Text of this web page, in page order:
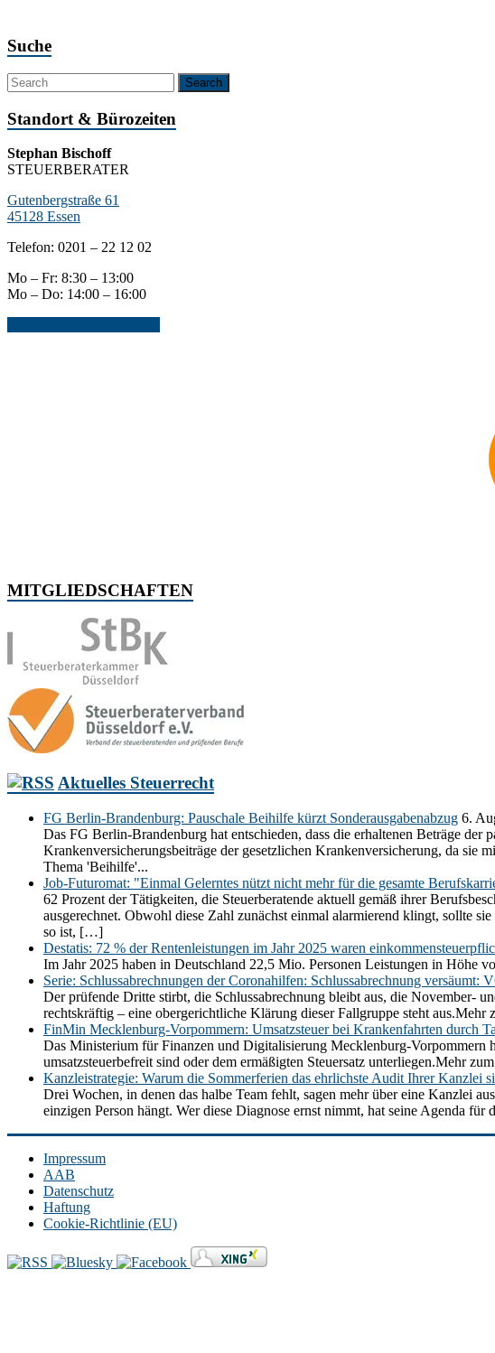
Suche
Standort & Bürozeiten
Stephan Bischoff
STEUERBERATER
Gutenbergstraße 61
45128 Essen
Telefon: 0201 – 22 12 02
Mo – Fr: 8:30 – 13:00
Mo – Do: 14:00 – 16:00
MITGLIEDSCHAFTEN
Aktuelles Steuerrecht
FG Berlin-Brandenburg: Pauschale Beihilfe kürzt Sonderausgabenabzug 6.
Das FG Berlin-Brandenburg hat entschieden, dass die erhaltenen Beträge
Krankenversicherungsbeiträge der gesetzlichen Krankenversicherung, da sie
Thema 'Beihilfe'...
Job-Futuromat: "Einmal Gelerntes nützt nicht mehr für die gesamte
62 Prozent der Tätigkeiten, die Steuerberatende aktuell gemäß ihrer
ausgerechnet. Obwohl diese Zahl zunächst einmal alarmierend klingt, sollte
so ist, […]
Destatis: 72 % der Rentenleistungen im Jahr 2025 waren
Im Jahr 2025 haben in Deutschland 22,5 Mio. Personen Leistungen in Höhe
Serie: Schlussabrechnungen der Coronahilfen: Schlussabrechnung
Der prüfende Dritte stirbt, die Schlussabrechnung bleibt aus, die November-
rechtskräftig – eine obergerichtliche Klärung dieser Fallgruppe steht
FinMin Mecklenburg-Vorpommern: Umsatzsteuer bei Krankenfahrten durch
Das Ministerium für Finanzen und Digitalisierung Mecklenburg-Vorpommern
umsatzsteuerbefreit sind oder dem ermäßigten Steuersatz unterliegen.Mehr
Kanzleistrategie: Warum die Sommerferien das ehrlichste Audit Ihrer Kanzlei
Drei Wochen, in denen das halbe Team fehlt, sagen mehr über eine Kanzlei
einzigen Person hängt. Wer diese Diagnose ernst nimmt, hat seine Agenda
Impressum
AAB
Datenschutz
Haftung
Cookie-Richtlinie (EU)